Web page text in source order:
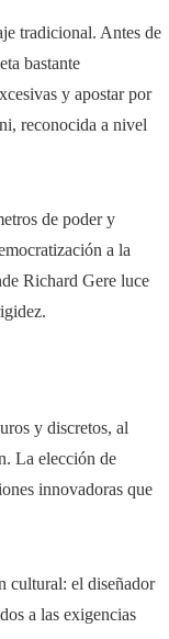
tradicional. Antes de
bastante
y apostar por
reconocida a nivel
de poder y
a la
Richard Gere luce
y discretos, al
La elección de
innovadoras que
cultural: el diseñador
a las exigencias